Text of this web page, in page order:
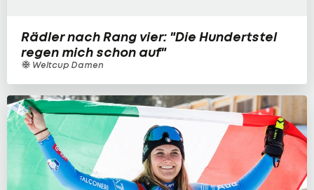
Rädler nach Rang vier: "Die Hundertstel
regen mich schon auf"
Weltcup Damen